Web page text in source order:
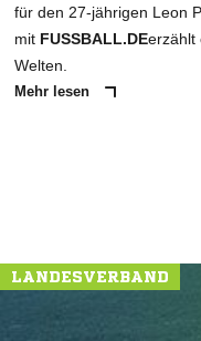
für den 27-jährigen Leon
mit FUSSBALL.DEerzählt
Welten.
Mehr lesen
LANDESVERBAND